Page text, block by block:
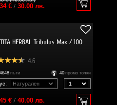
€/ 30.00 лв.
HERBAL Tribulus Max / 100
4.6
4648 пъти 40 промо точки
€/ 40.00 лв.